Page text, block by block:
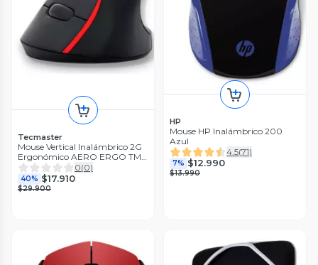
Tecmaster
Mouse Vertical Inalámbrico 2G
Ergonómico AERO ERGO TM-
100544
0(0)
40% $17.910
$29.900
HP
Mouse HP Inalámbrico 200
Azul
4.5(71)
7% $12.990
$13.990